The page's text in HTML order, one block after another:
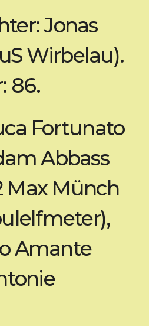
Jonas
Wirbelau).
86.
Fortunato
Abbass
Max Münch
Amante